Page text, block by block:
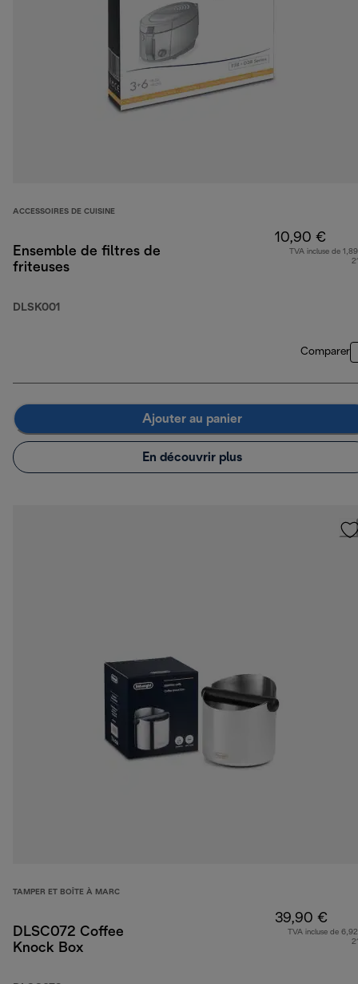
ACCESSOIRES DE CUISINE
Ensemble de filtres de
friteuses
DLSK001
10,90 €
TVA incluse de
Comparer
Ajouter au panier
En découvrir plus
TAMPER ET BOÎTE À MARC
DLSC072 Coffee
Knock Box
39,90 €
TVA incluse de